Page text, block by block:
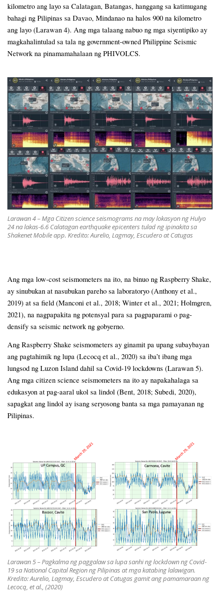
kilometro ang layo sa Calatagan, Batangas, hanggang sa katimugang
bahagi ng Pilipinas sa Davao, Mindanao na halos 900 na kilometro
ang layo (Larawan 4). Ang mga talaang nabuo ng mga siyentipiko ay
magkahalintulad sa tala ng government-owned Philippine Seismic
Network na pinamamahalaan ng PHIVOLCS.
Larawan 4 – Mga Citizen science seismograms na may lokasyon ng Hulyo
24 na lakas-6.6 Calatagan earthquake epicenters tulad ng ipinakita sa
Shakenet Mobile app. Kredito: Aurelio, Lagmay, Escudero at Catugas
Ang mga low-cost seismometers na ito, na binuo ng Raspberry Shake,
ay sinubukan at nasubukan pareho sa laboratoryo (Anthony et al.,
2019) at sa field (Manconi et al., 2018; Winter et al., 2021; Holmgren,
2021), na nagpapakita ng potensyal para sa pagpaparami o pag-
densify sa seismic network ng gobyerno.
Ang Raspberry Shake seismometers ay ginamit pa upang subaybayan
ang pagtahimik ng lupa (Lecocq et al., 2020) sa iba’t ibang mga
lungsod ng Luzon Island dahil sa Covid-19 lockdowns (Larawan 5).
Ang mga citizen science seismometers na ito ay napakahalaga sa
edukasyon at pag-aaral ukol sa lindol (Bent, 2018; Subedi, 2020),
sapagkat ang lindol ay isang seryosong banta sa mga pamayanan ng
Pilipinas.
Larawan 5 – Pagkalma ng paggalaw sa lupa sanhi ng lockdown ng Covid-
19 sa National Capital Region ng Pilipinas at mga katabing lalawigan.
Kredito: Aurelio, Lagmay, Escudero at Catugas gamit ang pamamaraan ng
Lecocq, et al., (2020)